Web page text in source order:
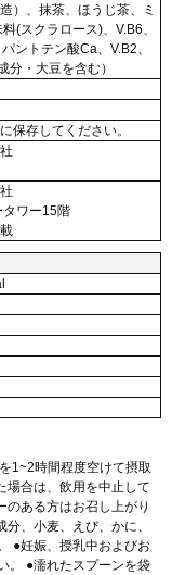
）、抹茶、ほうじ茶、ミ
(スクラロース)、V.B6、
ントテン酸Ca、V.B2、
分・大豆を含む）
保存してください。
ワー15階
1~2時間程度空けて摂取
場合は、飲用を中止して
のある方はお召し上がり
、小麦、えび、かに、
●妊娠、授乳中およびお
。 ●濡れたスプーンを袋